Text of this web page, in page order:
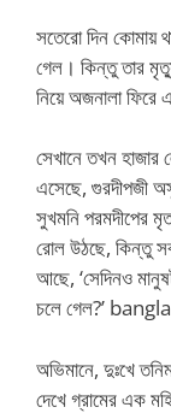
সতেরো দিন কোমায়
গেল। কিন্তু তার
নিয়ে অজনালা ফিরে
সেখানে তখন
এসেছে, গুরদীপজী
সুখমনি পরমদীপের
রোল উঠছে, কিন্তু
আছে, ‘সেদিনও
চলে গেল?’
অভিমানে, দুঃখে
দেখে গ্রামের এক